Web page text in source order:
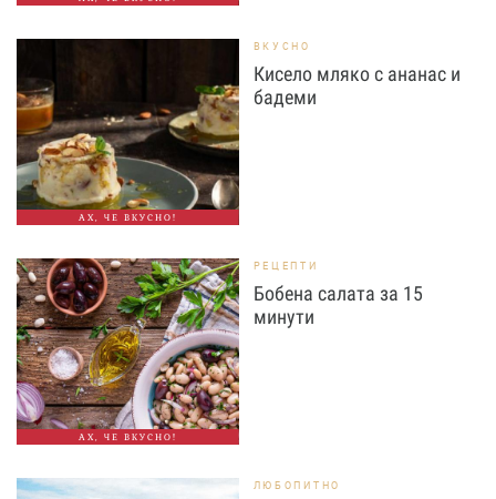
АХ, ЧЕ ВКУСНО!
ВКУСНО
Кисело мляко с ананас и
бадеми
АХ, ЧЕ ВКУСНО!
РЕЦЕПТИ
Бобена салата за 15
минути
ЛЮБОПИТНО